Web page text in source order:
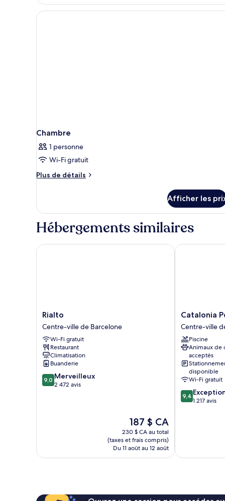
Chambre
1 personne
Wi-Fi gratuit
Plus de détails
Plus
Chambre
Afficher les
Hébergements similaires
Rialto
Centre-
ville
de
Barcelone
Rialto
Centre-ville de Barcelone
Wi-Fi gratuit
Restaurant
Climatisation
Buanderie
9.0
sur
9,0 Merveilleux
2 472 avis
Le
prix
est
de
187 $ CA
187 $ CA
230 $ CA au total
(taxes et frais compris)
Du 11 août au 12 août
Rialto
Catalonia
Portal
de
l'Angel
Centre-
ville
de
Barcelone
Catalonia
Centre-ville
Piscine
Animaux de
acceptés
disponible
Wi-Fi gratuit
9.4
sur
9,4
1 217 avis
Catalonia